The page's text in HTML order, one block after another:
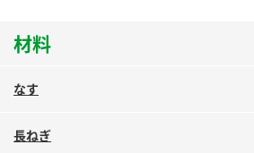
納豆の豆知識
ロングセラー商品 ＋ おすすめレシピ
材料
なす
長ねぎ